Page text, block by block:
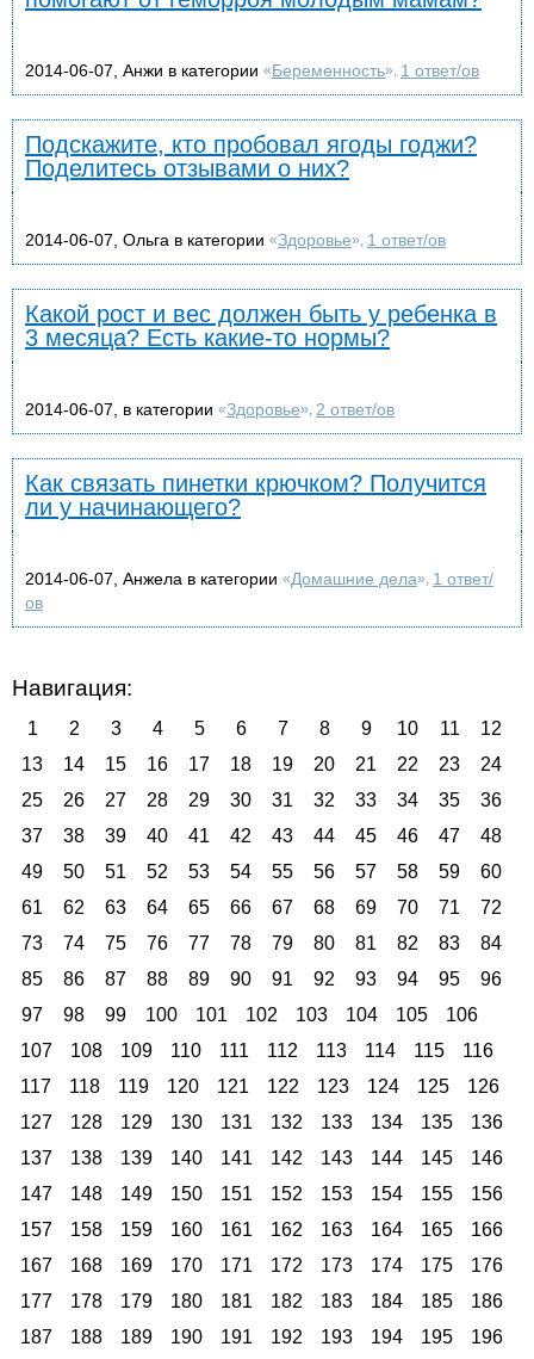
2014-06-07, Анжи в категории «Беременность», 1 ответ/ов
Подскажите, кто пробовал ягоды годжи?
Поделитесь отзывами о них?
2014-06-07, Ольга в категории «Здоровье», 1 ответ/ов
Какой рост и вес должен быть у ребенка в
3 месяца? Есть какие-то нормы?
2014-06-07, в категории «Здоровье», 2 ответ/ов
Как связать пинетки крючком? Получится
ли у начинающего?
2014-06-07, Анжела в категории «Домашние дела», 1 ответ/
ов
Навигация:
1 2 3 4 5 6 7 8 9 10 11
12
13
14 15 16 17 18 19 20 21 22 23
24
25
26 27 28 29 30 31 32 33 34 35
36
37
38 39 40 41 42 43 44 45 46 47
48
49
50 51 52 53 54 55 56 57 58 59
60
61
62 63 64 65 66 67 68 69 70 71
72
73
74 75 76 77 78 79 80 81 82 83
84
85
86 87 88 89 90 91 92 93 94 95
96
97
98 99 100 101 102 103 104 105
106
107
108 109 110 111 112 113 114 115
116
117
118 119 120 121 122 123 124 125
126
127
128 129 130 131 132 133 134 135
136
137
138 139 140 141 142 143 144 145
146
147
148 149 150 151 152 153 154 155
156
157
158 159 160 161 162 163 164 165
166
167
168 169 170 171 172 173 174 175
176
177
178 179 180 181 182 183 184 185
186
187
188 189 190 191 192 193 194 195 196